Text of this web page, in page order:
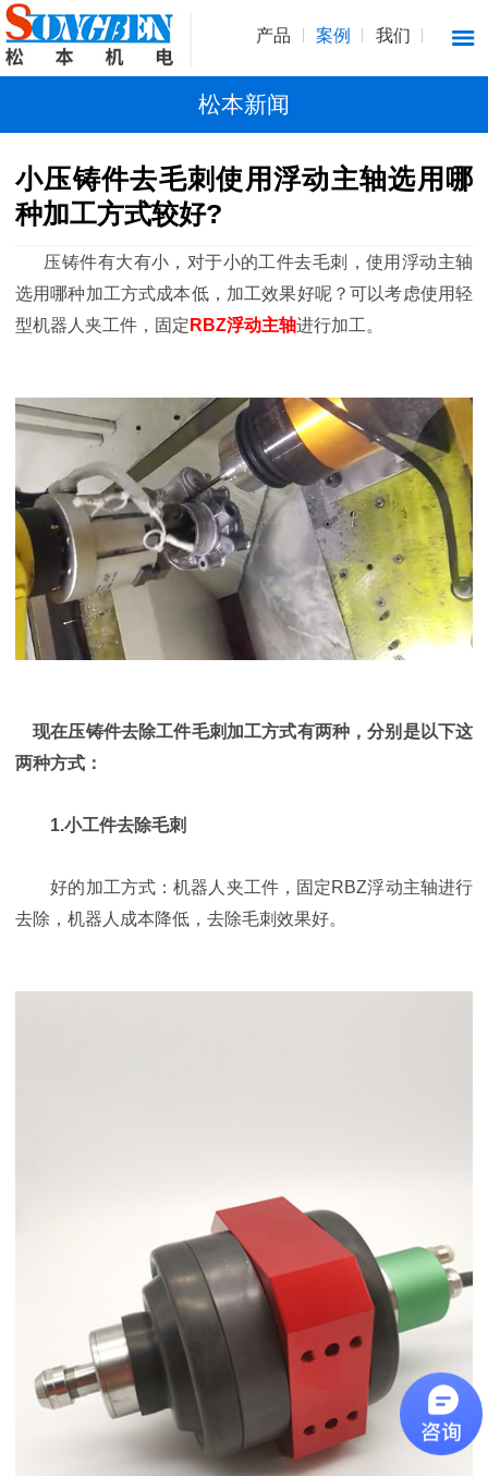
产品 案例 我们
松本新闻
小压铸件去毛刺使用浮动主轴选用哪
种加工方式较好?
压铸件有大有小，对于小的工件去毛刺，使用浮动主轴
选用哪种加工方式成本低，加工效果好呢？可以考虑使用轻
型机器人夹工件，固定 RBZ浮动主轴进行加工。
现在压铸件去除工件毛刺加工方式有两种，分别是以下这
两种方式：
1.小工件去除毛刺
好的加工方式：机器人夹工件，固定RBZ浮动主轴进行
去除，机器人成本降低，去除毛刺效果好。